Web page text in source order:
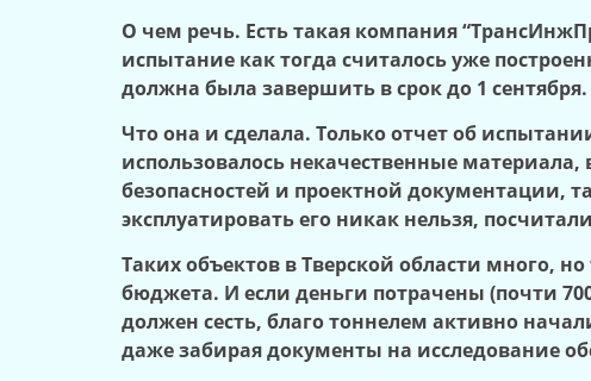
О чем речь. Есть такая компания
испытание как тогда считалось уже
должна была завершить в срок до 1 сентября.
Что она и сделала. Только отчет об
использовалось некачественные
безопасностей и проектной документации,
эксплуатировать его никак нельзя,
Таких объектов в Тверской области много,
бюджета. И если деньги потрачены (почти
должен сесть, благо тоннелем активно
даже забирая документы на исследование